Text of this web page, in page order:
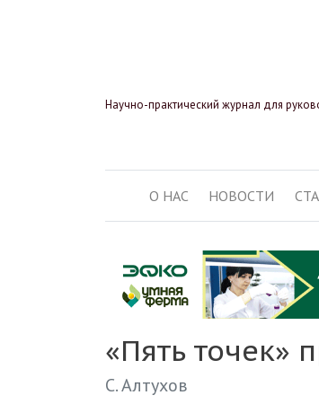
Научно-практический журнал для
ОСНОВНАЯ
О НАС НОВОСТИ
«Пять точек»
С. Алтухов